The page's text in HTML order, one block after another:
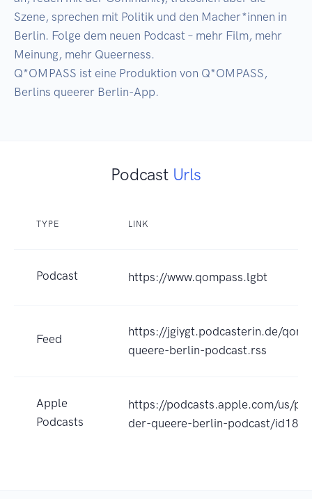
Szene, sprechen mit Politik und den Macher*innen in
Berlin. Folge dem neuen Podcast – mehr Film, mehr
Meinung, mehr Queerness.
Q*OMPASS ist eine Produktion von Q*OMPASS,
Berlins queerer Berlin-App.
Podcast Urls
TYPE LINK
Podcast https://www.qompass.lgbt
Feed
https://jgiygt.podcasterin.de/
queere-berlin-podcast.rss
Apple
Podcasts
https://podcasts.apple.com/us/
der-queere-berlin-podcast/